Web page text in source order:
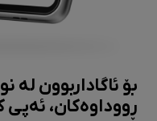
بۆ ئاگاداربوون لە
ڕووداوەکان،